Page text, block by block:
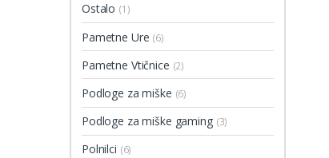
Ostalo (1)
Pametne Ure (6)
Pametne Vtičnice (2)
Podloge za miške (6)
Podloge za miške gaming (3)
Polnilci (6)